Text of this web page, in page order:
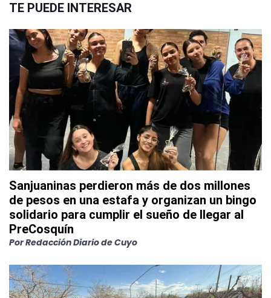
TE PUEDE INTERESAR
Sanjuaninas perdieron más de dos millones
de pesos en una estafa y organizan un bingo
solidario para cumplir el sueño de llegar al
PreCosquín
PorRedacción Diario de Cuyo